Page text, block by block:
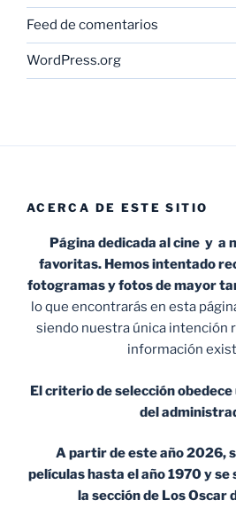
Feed de comentarios
WordPress.org
ACERCA DE ESTE SITIO
Página dedicada al cine y a
favoritas. Hemos intentado
fotogramas y fotos de mayor
lo que encontrarás en esta
siendo nuestra única intención
información
El criterio de selección
del
A partir de este año 2026,
películas hasta el año 1970 y
la sección de Los Oscar